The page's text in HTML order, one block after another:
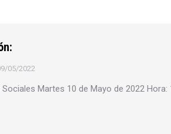
05/2022
Martes 10 de Mayo de 2022 Hora: